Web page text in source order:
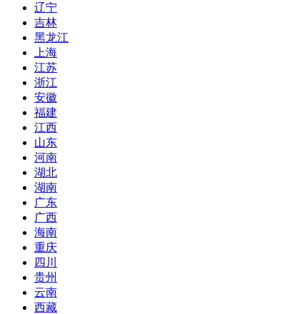
辽宁
吉林
黑龙江
上海
江苏
浙江
安徽
福建
江西
山东
河南
湖北
湖南
广东
广西
海南
重庆
四川
贵州
云南
西藏